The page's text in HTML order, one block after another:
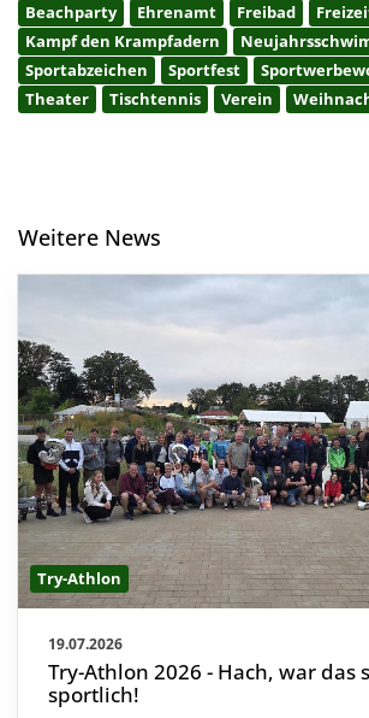
Beachparty Ehrenamt Freibad
Kampf den Krampfadern
Sportabzeichen
Sportfest
Theater
Tischtennis Verein
Weitere News
Try-Athlon
19.07.2026
Try-Athlon 2026 - Hach, war das
sportlich!